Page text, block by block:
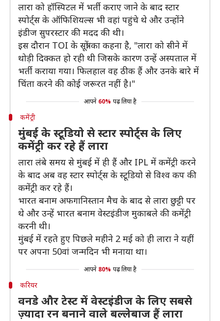
लारा को हॉस्पिटल में भर्ती कराए जाने के बाद स्टार
स्पोर्ट्स के ऑफिशियल्स भी वहां पहुंचे थे और उन्होंने
इंडीज सुपरस्टार की मदद की थी।
इस दौरान TOI के सूत्रों का कहना है, "लारा को सीने में
थोड़ी दिक्कत हो रही थी जिसके कारण उन्हें अस्पताल में
भर्ती कराया गया। फिलहाल वह ठीक हैं और उनके बारे में
चिंता करने की कोई जरूरत नहीं है।"
आपने 60% पढ़ लिया है
कमेंट्री
मुंबई के स्टूडियो से स्टार स्पोर्ट्स के लिए
कमेंट्री कर रहे हैं लारा
लारा लंबे समय से मुंबई में ही हैं और IPL में कमेंट्री करने
के बाद अब वह स्टार स्पोर्ट्स के स्टूडियो से विश्व कप की
कमेंट्री कर रहे हैं।
भारत बनाम अफगानिस्तान मैच के बाद से लारा छुट्टी पर
थे और उन्हें भारत बनाम वेस्टइंडीज मुकाबले की कमेंट्री
करनी थी।
मुंबई में रहते हुए पिछले महीने 2 मई को ही लारा ने यहीं
पर अपना 50वां जन्मदिन भी मनाया था।
आपने 80% पढ़ लिया है
करियर
वनडे और टेस्ट में वेस्टइंडीज के लिए सबसे
ज़्यादा रन बनाने वाले बल्लेबाज हैं लारा